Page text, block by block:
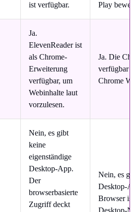
ist verfügbar.
Play
Ja.
ElevenReader ist
als Chrome-
Erweiterung
verfügbar, um
Webinhalte laut
vorzulesen.
Ja. Die
verfügbar
Chrome
Nein, es gibt
keine
eigenständige
Desktop-App.
Der
browserbasierte
Zugriff deckt
Nein, es
Desktop-
Browser
Desktop-